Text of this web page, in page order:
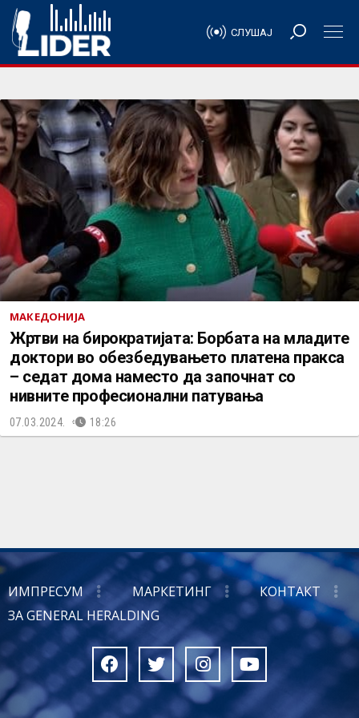
СЛУШАЈ
МАКЕДОНИЈА
Жртви на бирократијата: Борбата на младите
доктори во обезбедувањето платена пракса
– седат дома наместо да започнат со
нивните професионални патувања
07.03.2024. 18:26
ИМПРЕСУМ МАРКЕТИНГ
КОНТАКТ
ЗА GENERAL HERALDING